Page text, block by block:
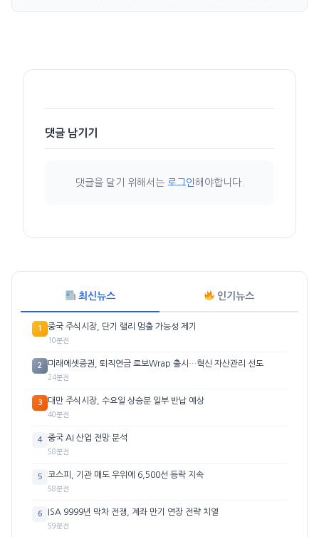
댓글 남기기
댓글을 달기 위해서는 로그인해야합니다.
최신뉴스 인기뉴스
1 중국 주식시장, 단기 랠리 멈출 가능성 제기
10분전
2 미래에셋증권, 퇴직연금 로보Wrap 출시…혁신 자산관리 선도
24분전
3 대만 주식시장, 수요일 상승분 일부 반납 예상
40분전
4 중국 AI 산업 전망 분석
58분전
5 코스피, 기관 매도 우위에 6,500선 등락 지속
58분전
6 ISA 9999년 막차 전쟁, 계좌 만기 연장 전략 치열
59분전